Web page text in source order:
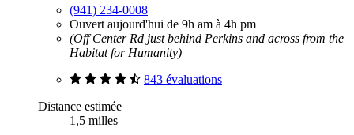
(941) 234-0008
Ouvert aujourd'hui de 9h am à 4h pm
(Off Center Rd just behind Perkins and across from the
Habitat for Humanity)
843 évaluations
Distance estimée
1,5 milles